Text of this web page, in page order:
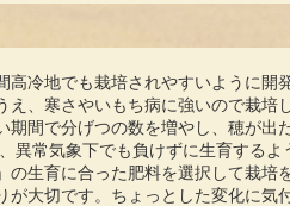
高冷地でも栽培されやすいように
え、寒さやいもち病に強いので栽培
期間で分げつの数を増やし、穂が
異常気象下でも負けずに生育する
の生育に合った肥料を選択して栽培
が大切です。ちょっとした変化に気